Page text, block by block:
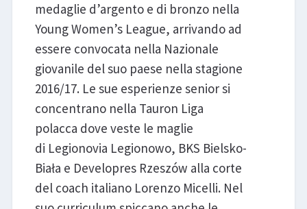
medaglie d’argento e di bronzo nella
Young Women’s League, arrivando ad
essere convocata nella Nazionale
giovanile del suo paese nella stagione
2016/17. Le sue esperienze senior si
concentrano nella Tauron Liga
polacca dove veste le maglie
di Legionovia Legionowo, BKS Bielsko-
Biała e Developres Rzeszów alla corte
del coach italiano Lorenzo Micelli. Nel